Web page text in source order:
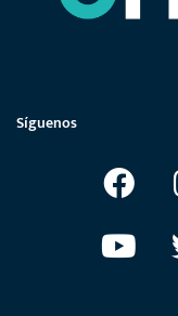
Síguenos